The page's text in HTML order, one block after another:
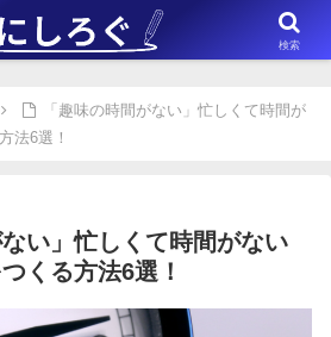
ト広告（Amazonアソシエイト含む）を掲載
しています。
「趣味の時間がない」忙しくて時間が
法6選！
ない」忙しくて時間がない
くる方法6選！
検索